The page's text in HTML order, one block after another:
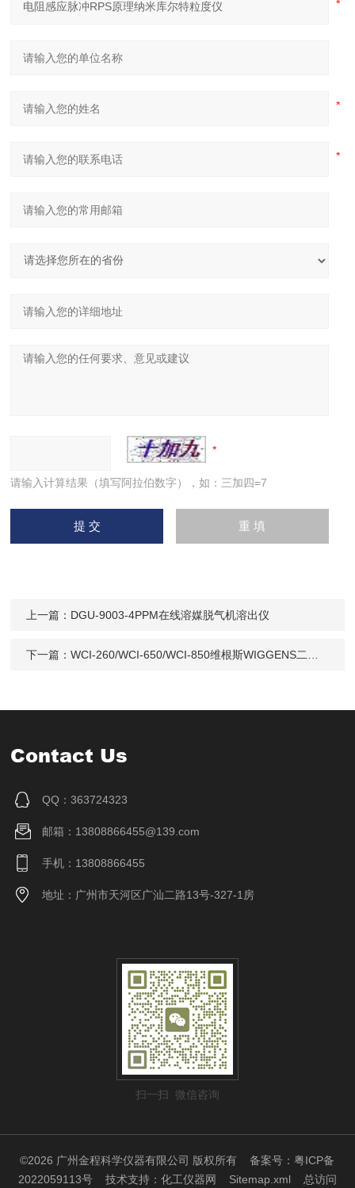
请输入计算结果（填写阿拉伯数字），如：三加四=7
上一篇： DGU-9003-4PPM在线溶媒脱气机溶出仪
下一篇：WCI-260/WCI-650/WCI-850维根斯WIGGENS二氧化碳培养箱
Contact Us
QQ：363724323
邮箱：13808866455@139.com
手机：13808866455
地址：广州市天河区广汕二路13号-327-1房
扫一扫 微信咨询
©2026 广州金程科学仪器有限公司 版权所有备案号：粤ICP备
2022059113号技术支持： 化工仪器网 Sitemap.xml 总访问